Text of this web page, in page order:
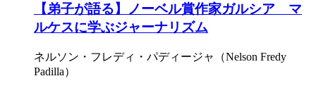
【弟子が語る】ノーベル賞作家ガルシア゠マ
ルケスに学ぶジャーナリズム
ネルソン・フレディ・パディージャ（Nelson Fredy
Padilla）